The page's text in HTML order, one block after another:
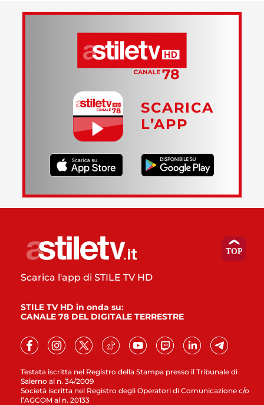
SCARICA
L’APP
Testata iscritta nel Registro della Stampa presso il Tribunale di
Salerno al n. 34/2009
Società iscritta nel Registro degli Operatori di Comunicazione c/o
l’AGCOM al n. 20133
Scarica l'app di STILE TV HD
STILE TV HD in onda su:
CANALE 78 DEL DIGITALE TERRESTRE